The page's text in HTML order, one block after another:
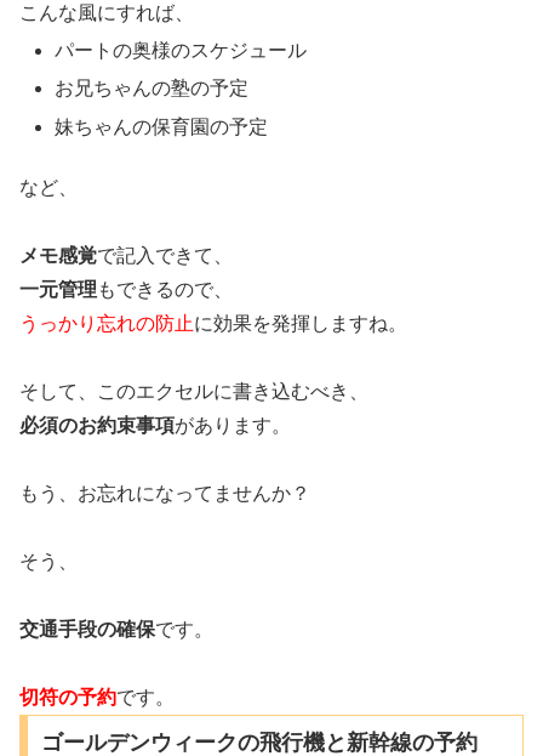
こんな風にすれば、
パートの奥様のスケジュール
お兄ちゃんの塾の予定
妹ちゃんの保育園の予定
など、
メモ感覚で記入できて、
一元管理 もできるので、
うっかり忘れの防止に効果を発揮しますね。
そして、このエクセルに書き込むべき、
必須のお約束事項があります。
もう、お忘れになってませんか？
そう、
交通手段の確保です。
切符の予約です。
ゴールデンウィークの飛行機と新幹線の予約